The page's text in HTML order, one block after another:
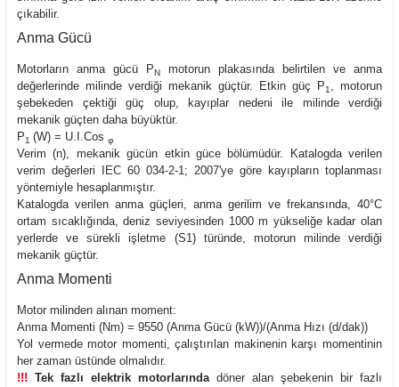
çıkabilir.
Anma Gücü
Motorların anma gücü PN motorun plakasında belirtilen ve anma
değerlerinde milinde verdiği mekanik güçtür. Etkin güç
P1 , motorun
şebekeden çektiği güç olup, kayıplar nedeni ile milinde verdiği
mekanik güçten daha büyüktür.
P1 (W) = U.I.Cos φ
Verim (n), mekanik gücün etkin güce bölümüdür. Katalogda verilen
verim değerleri IEC 60 034-2-1; 2007'ye göre kayıpların toplanması
yöntemiyle hesaplanmıştır.
Katalogda verilen anma güçleri, anma gerilim ve frekansında, 40°C
ortam sıcaklığında, deniz seviyesinden 1000 m yükseliğe kadar olan
yerlerde ve sürekli işletme (S1) türünde, motorun milinde verdiği
mekanik güçtür.
Anma Momenti
Motor milinden alınan moment:
Anma Momenti (Nm) = 9550 (Anma Gücü (kW))/(Anma Hızı (d/dak))
Yol vermede motor momenti, çalıştırılan makinenin karşı momentinin
her zaman üstünde olmalıdır.
!!! Tek fazlı elektrik motorlarındadöner alan şebekenin bir fazlı